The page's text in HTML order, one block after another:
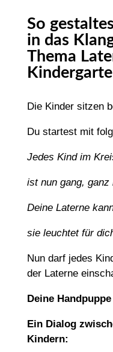
So
in das
Thema
Die Kinder sitzen
Du startest mit
Jedes Kind im
ist nun gang, ganz
Deine Laterne
sie leuchtet für
Nun darf jedes
der Laterne
Deine
Ein Dialog
Kindern: